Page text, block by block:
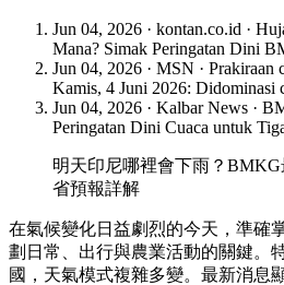
Jun 04, 2026 · kontan.co.id ·
Mana? Simak Peringatan Dini
Jun 04, 2026 · MSN · Prakiraan
Kamis, 4 Juni 2026: Didominasi
Jun 04, 2026 · Kalbar News ·
Peringatan Dini Cuaca untuk
明天印尼哪裡會下雨？
省預報詳解
在氣候變化日益劇烈的今天，準確
劃日常、出行與農業活動的關鍵。
國，天氣模式複雜多變。最新消息